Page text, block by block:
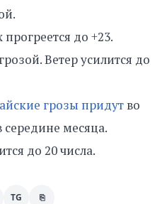
до +23.
Ветер усилится до
грозы придут во
месяца.
до 20 числа.
TG ⎘